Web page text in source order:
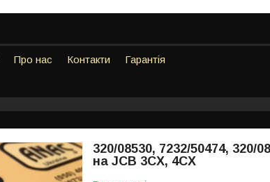
Про нас Контакти Гарантія
320/08530, 7232/50474,
на JCB 3CX, 4CX